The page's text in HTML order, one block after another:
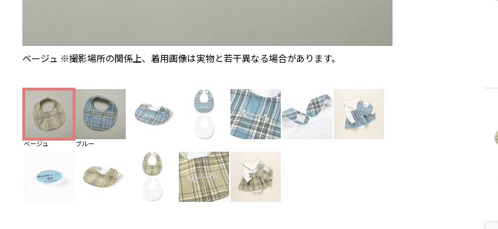
ベージュ ※撮影場所の関係上、着用画像は実物と若干異なる場合があります。
ベージュ ブルー